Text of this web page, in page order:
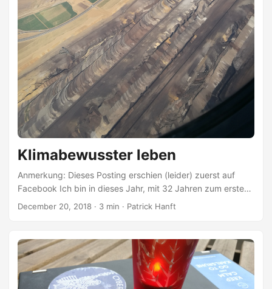
Klimabewusster leben
Anmerkung: Dieses Posting erschien (leider) zuerst auf
Facebook Ich bin in dieses Jahr, mit 32 Jahren zum ersten
Mal in meinem Leben geflogen. Aus beruflichen Gründen.
Erfahrung war so mäßig. Ich habe mir die Stadt nicht
ausgesucht, oder die Menschen, mit denen ich dort Zeit
verbracht habe, es war keine Zeit, noch ein paar Tage
Urlaub anzuhängen und am Ende stellte sich heraus, dass
December 20, 2018 · 3 min · Patrick Hanft